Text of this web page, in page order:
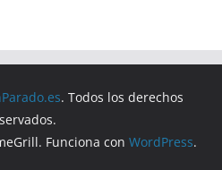
. Todos los derechos
Funciona con WordPress.